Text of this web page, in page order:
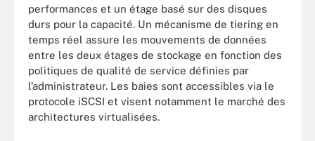
performances et un étage basé sur des disques
durs pour la capacité. Un mécanisme de tiering en
temps réel assure les mouvements de données
entre les deux étages de stockage en fonction des
politiques de qualité de service définies par
l’administrateur. Les baies sont accessibles via le
protocole iSCSI et visent notamment le marché des
architectures virtualisées.